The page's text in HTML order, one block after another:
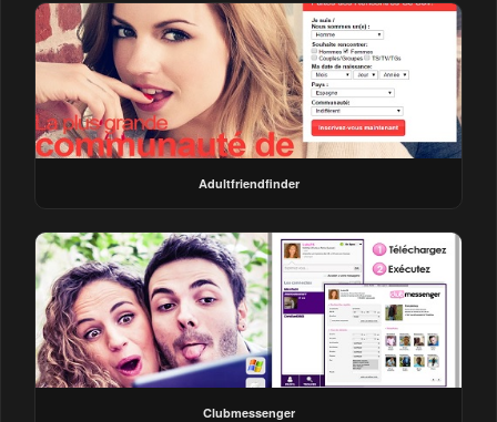
Adultfriendfinder
Clubmessenger